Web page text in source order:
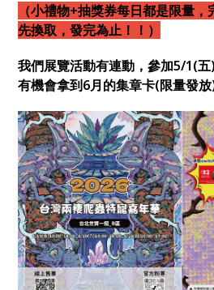
（小禮物+抽獎券每日都是限量
先換取，發完為止！！）
我們展覽活動有連動，參加5/1(
有機會拿到6月的集章卡(限量發